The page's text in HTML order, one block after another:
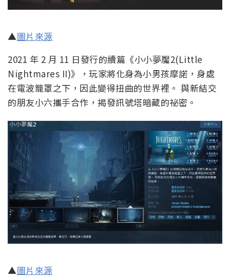
▲圖片來源
2021 年 2 月 11 日發行的續篇《小小夢魘2(Little
Nightmares II)》，玩家將化身為小男孩摩諾，身處
在電波籠罩之下，因此變得扭曲的世界裡。 與新結交
的朋友小六攜手合作，揭發訊號塔暗藏的祕密。
▲圖片來源